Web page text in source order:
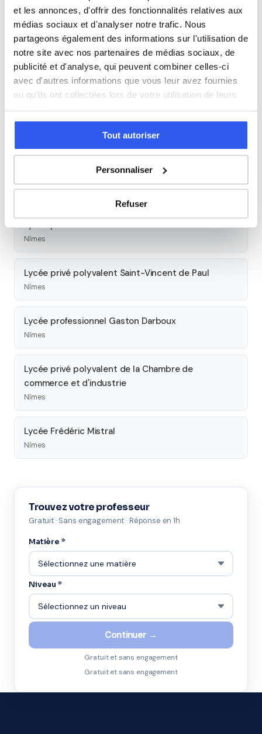
et les annonces, d'offrir des fonctionnalités relatives aux
médias sociaux et d'analyser notre trafic. Nous
partageons également des informations sur l'utilisation de
notre site avec nos partenaires de médias sociaux, de
publicité et d'analyse, qui peuvent combiner celles-ci
avec d'autres informations que vous leur avez fournies
ou qu'ils ont collectées lors de votre utilisation de leurs
services.
Tout autoriser
Personnaliser
Refuser
Seconde Première Terminale
Études supérieures
Tous les cours particuliers à Nîmes
Découvrez l'ensemble de notre offre à Nîmes : Voir tous
les cours à Nîmes →
Autres lycées à proximité
Lycée Alphonse Daudet
Nîmes
Lycée privé Saint-Stanislas
Nîmes
Lycée privé polyvalent Saint-Vincent de Paul
Nîmes
Lycée professionnel Gaston Darboux
Nîmes
Lycée privé polyvalent de la Chambre de
commerce et d'industrie
Nîmes
Lycée Frédéric Mistral
Nîmes
Trouvez votre professeur
Gratuit · Sans engagement · Réponse en 1h
Matière *
Niveau *
Continuer →
Gratuit et sans engagement
Gratuit et sans engagement